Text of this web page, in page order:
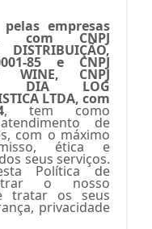
empresas
com CNPJ
85 e CNPJ
WINE, CNPJ
e DIA LOG
LTDA, com
, tem como
de
com o máximo
ética e
seus serviços.
Política de
o nosso
tratar os seus
privacidade